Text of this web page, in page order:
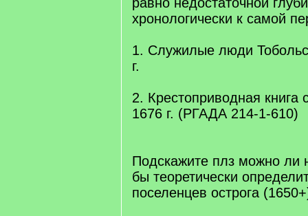
хронологически к самой
1. Служилые люди
г.
2. Крестоприводная книга
1676 г. (РГАДА 214-1-610)
Подскажите плз можно ли
бы теоретически
поселенцев острога